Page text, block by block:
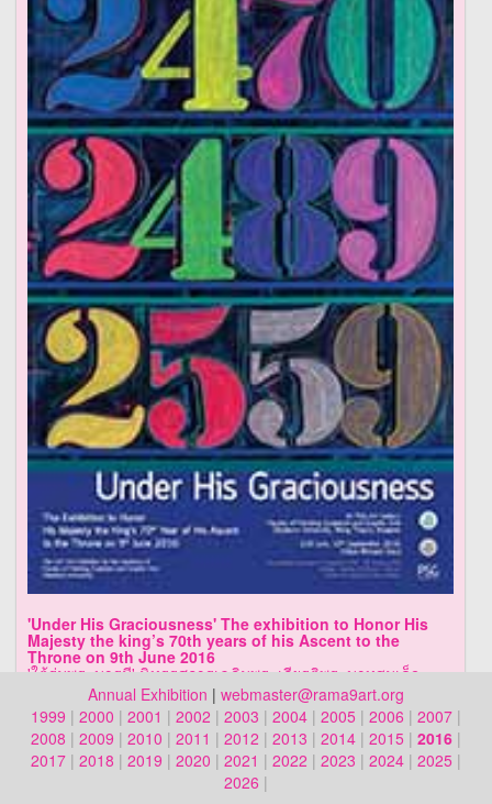
'Under His Graciousness' The exhibition to Honor His
Majesty the king’s 70th years of his Ascent to the
Throne on 9th June 2016
'ใต้ร่มพระบารมี' นิทรรศการเฉลิมพระเกียรติพระบาทสมเด็จ
พระเจ้าอยู่หัว เนื่องในโอกาสมหามงคล เสด็จเถลิงถวัลยราช
สมบัติครบ 70 ปี 9 มิถุนายน 2559
by The Faculty of Painting Sculpture and Graphic Arts | โดย
คณะจิตรกรรมประติมากรรมและภาพพิมพ์ มหาวิทยาลัยศิลปากร
Annual Exhibition | webmaster@rama9art.org
1999 | 2000 | 2001 | 2002 | 2003 | 2004 | 2005 | 2006 | 2007 |
2008 | 2009 | 2010 | 2011 | 2012 | 2013 | 2014 | 2015 | 2016 |
2017 | 2018 | 2019 | 2020 | 2021 | 2022 | 2023 | 2024 | 2025 |
2026 |